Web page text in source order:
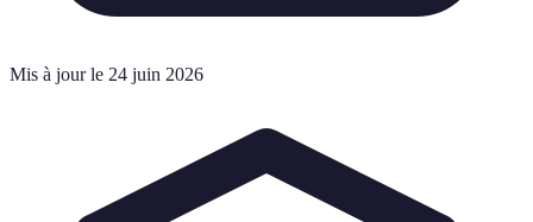
Mis à jour le 24 juin 2026